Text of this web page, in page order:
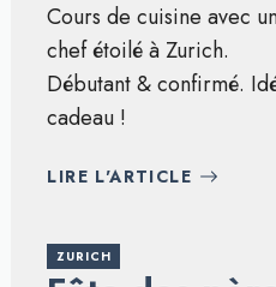
Cours de cuisine avec
chef étoilé à Zurich.
Débutant & confirmé.
cadeau !
LIRE L'ARTICLE
ZURICH